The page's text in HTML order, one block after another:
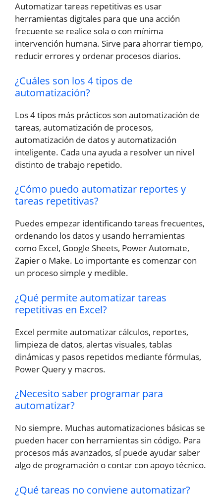
Automatizar tareas repetitivas es usar
herramientas digitales para que una acción
frecuente se realice sola o con mínima
intervención humana. Sirve para ahorrar tiempo,
reducir errores y ordenar procesos diarios.
¿Cuáles son los 4 tipos de
automatización?
Los 4 tipos más prácticos son automatización de
tareas, automatización de procesos,
automatización de datos y automatización
inteligente. Cada una ayuda a resolver un nivel
distinto de trabajo repetido.
¿Cómo puedo automatizar reportes y
tareas repetitivas?
Puedes empezar identificando tareas frecuentes,
ordenando los datos y usando herramientas
como Excel, Google Sheets, Power Automate,
Zapier o Make. Lo importante es comenzar con
un proceso simple y medible.
¿Qué permite automatizar tareas
repetitivas en Excel?
Excel permite automatizar cálculos, reportes,
limpieza de datos, alertas visuales, tablas
dinámicas y pasos repetidos mediante fórmulas,
Power Query y macros.
¿Necesito saber programar para
automatizar?
No siempre. Muchas automatizaciones básicas se
pueden hacer con herramientas sin código. Para
procesos más avanzados, sí puede ayudar saber
algo de programación o contar con apoyo técnico.
¿Qué tareas no conviene automatizar?